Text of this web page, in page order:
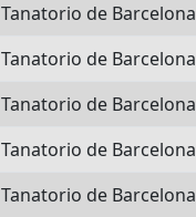
Tanatorio de Barcelona
Tanatorio de Barcelona
Tanatorio de Barcelona
Tanatorio de Barcelona
Tanatorio de Barcelona